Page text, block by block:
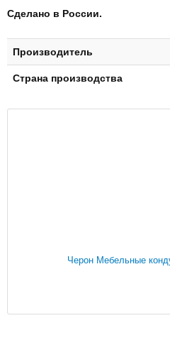
Сделано в России.
Производитель
Страна производства
Черон Мебельные